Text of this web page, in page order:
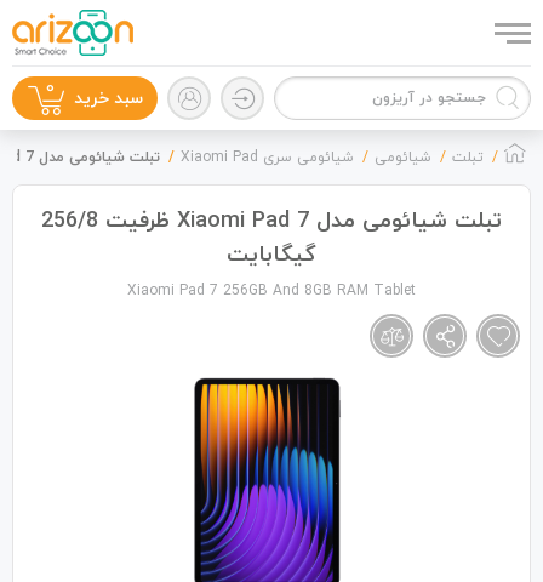
سبد خرید 0
تبلت شیائومی شیائومی سری Xiaomi Pad تبلت شیائومی مدل Xiaomi Pad 7 ظرفیت 256/8 گیگابایت
تبلت شیائومی مدل Xiaomi Pad 7 ظرفیت 256/8
گیگابایت
Xiaomi Pad 7 256GB And 8GB RAM Tablet